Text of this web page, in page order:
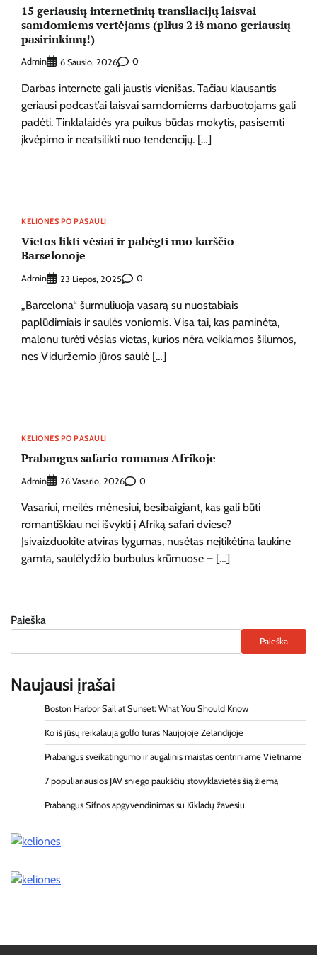
15 geriausių internetinių transliacijų laisvai
samdomiems vertėjams (plius 2 iš mano geriausių
pasirinkimų!)
Admin 6 Sausio, 2026 0
Darbas internete gali jaustis vienišas. Tačiau klausantis
geriausi podcast’ai laisvai samdomiems darbuotojams gali
padėti. Tinklalaidės yra puikus būdas mokytis, pasisemti
įkvėpimo ir neatsilikti nuo tendencijų. […]
KELIONĖS PO PASAULĮ
Vietos likti vėsiai ir pabėgti nuo karščio
Barselonoje
Admin 23 Liepos, 2025 0
„Barcelona“ šurmuliuoja vasarą su nuostabiais
paplūdimiais ir saulės voniomis. Visa tai, kas paminėta,
malonu turėti vėsias vietas, kurios nėra veikiamos šilumos,
nes Viduržemio jūros saulė […]
KELIONĖS PO PASAULĮ
Prabangus safario romanas Afrikoje
Admin 26 Vasario, 2026 0
Vasariui, meilės mėnesiui, besibaigiant, kas gali būti
romantiškiau nei išvykti į Afriką safari dviese?
Įsivaizduokite atviras lygumas, nusėtas neįtikėtina laukine
gamta, saulėlydžio burbulus krūmuose – […]
Paieška
Paieška
Naujausi įrašai
Boston Harbor Sail at Sunset: What You Should Know
Ko iš jūsų reikalauja golfo turas Naujojoje Zelandijoje
Prabangus sveikatingumo ir augalinis maistas centriniame Vietname
7 populiariausios JAV sniego paukščių stovyklavietės šią žiemą
Prabangus Sifnos apgyvendinimas su Kikladų žavesiu